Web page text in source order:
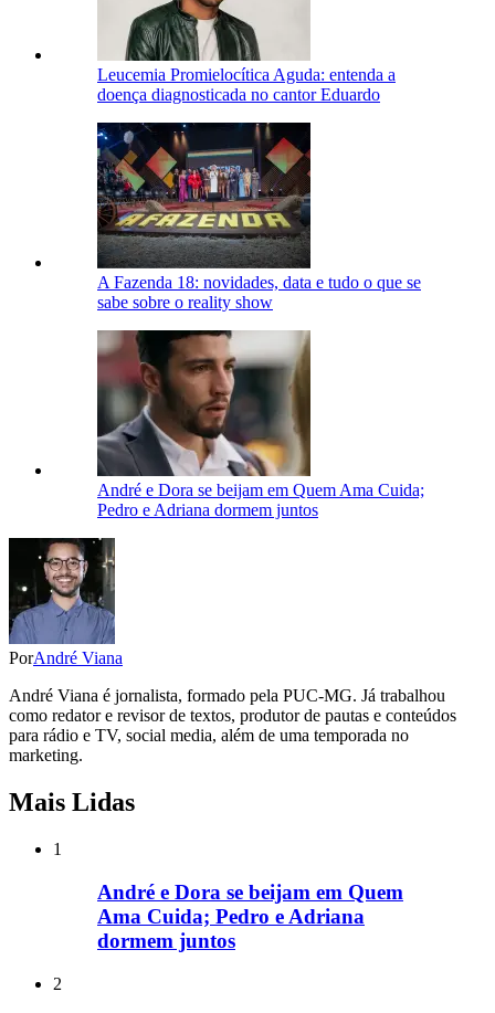
Leucemia Promielocítica Aguda: entenda a
doença diagnosticada no cantor Eduardo
A Fazenda 18: novidades, data e tudo o que se
sabe sobre o reality show
André e Dora se beijam em Quem Ama Cuida;
Pedro e Adriana dormem juntos
PorAndré Viana
André Viana é jornalista, formado pela PUC-MG. Já trabalhou
como redator e revisor de textos, produtor de pautas e conteúdos
para rádio e TV, social media, além de uma temporada no
marketing.
Mais Lidas
1
André e Dora se beijam em Quem
Ama Cuida; Pedro e Adriana
dormem juntos
2